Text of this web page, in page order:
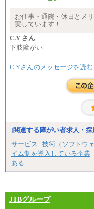
間額換算額
・退職
お仕事・通院・休日とメ
実しています！
C.Y さん
下肢障がい
C.Yさんのメッセージを読む
[関連する障がい者求人・
サービス
技術（ソフトウ
イム制を導入している企業
ある
JTBグループ